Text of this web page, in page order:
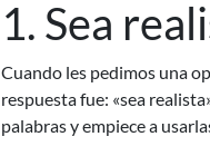
1. Sea
Cuando les pedimos una
respuesta fue: «sea
palabras y empiece a